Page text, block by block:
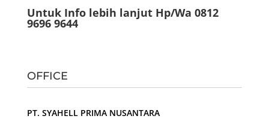
Untuk Info lebih lanjut Hp/Wa 0812
9696 9644
OFFICE
PT. SYAHELL PRIMA NUSANTARA